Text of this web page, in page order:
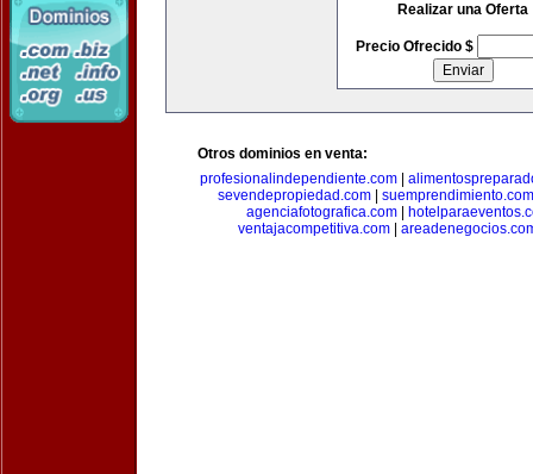
Realizar una Oferta
Precio Ofrecido $
Otros dominios en venta:
profesionalindependiente.com
sevendepropiedad.com| suemprendimiento.com
agenciafotografica.com|
ventajacompetitiva.com